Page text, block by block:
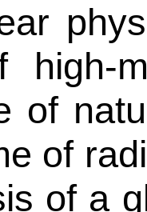
high-
of
of
of a